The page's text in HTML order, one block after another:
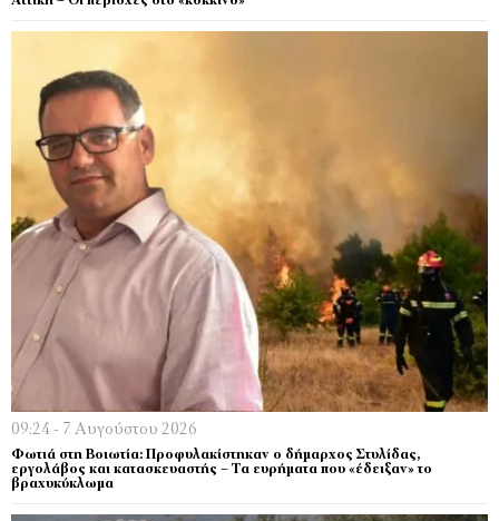
09:24 - 7 Αυγούστου 2026
Φωτιά στη Βοιωτία: Προφυλακίστηκαν ο δήμαρχος Στυλίδας,
εργολάβος και κατασκευαστής – Τα ευρήματα που «έδειξαν» το
βραχυκύκλωμα